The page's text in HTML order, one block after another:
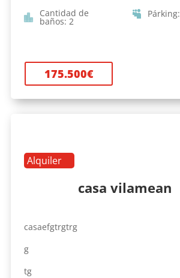
Cantidad de
baños: 2
Párking:
175.500€
Alquiler
casa vilamean
casaefgtrgtrg
g
tg